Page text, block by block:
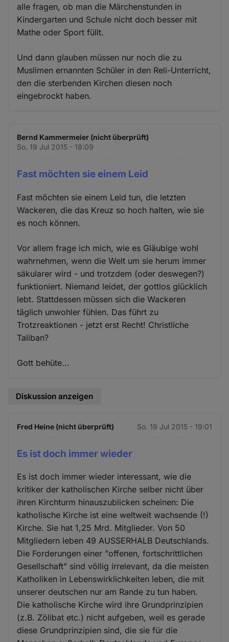
alle fragen, ob man die Märchenstunden in
Kindergarten und Schule nicht doch besser mit
Mathe oder Sport füllt.
Und dann glauben müssen nur noch die zu
Muslimen ernannten Schüler in den Reli-Unterricht,
den die sterbenden Kirchen diesen noch
eingebrockt haben.
Bernd Kammermeier (nicht überprüft)
So. 19 Jul 2015 - 18:09
Fast möchten sie einem Leid
Fast möchten sie einem Leid tun, die letzten
Wackeren, die das Kreuz so hoch halten, wie sie
es noch können.
Vor allem frage ich mich, wie es Gläubige wohl
wahrnehmen, wenn die Welt um sie herum immer
säkularer wird - und trotzdem (oder deswegen?)
funktioniert. Niemand leidet, der gottlos glücklich
lebt. Stattdessen müssen sich die Wackeren
täglich unwohler fühlen. Das führt zu
Trotzreaktionen - jetzt erst Recht! Christliche
Taliban?
Gott behüte...
Diskussion anzeigen
Fred Heine (nicht überprüft) So. 19 Jul 2015 - 19:01
Es ist doch immer wieder
Es ist doch immer wieder interessant, wie die
kritiker der katholischen Kirche selber nicht über
ihren Kirchturm hinauszublicken scheinen: Die
katholische Kirche ist eine weltweit wachsende (!)
Kirche. Sie hat 1,25 Mrd. Mitglieder. Von 50
Mitgliedern leben 49 AUSSERHALB Deutschlands.
Die Forderungen einer "offenen, fortschrittlichen
Gesellschaft" sind völlig irrelevant, da die meisten
Katholiken in Lebenswirklichkeiten leben, die mit
unserer deutschen nur am Rande zu tun haben.
Die katholische Kirche wird ihre Grundprinzipien
(z.B. Zölibat etc.) nicht aufgeben, weil es gerade
diese Grundprinzipien sind, die sie für die